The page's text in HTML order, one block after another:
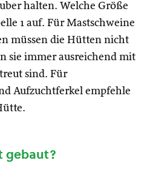
halten. Welche Größe
1 auf. Für Mastschweine
müssen die Hütten nicht
sie immer ausreichend mit
sind. Für
Aufzuchtferkel empfehle
gebaut?